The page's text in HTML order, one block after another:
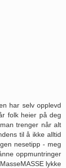
har selv opplevd
folk heier på deg
trenger når alt
til å ikke alltid
nesetipp - meg
oppmuntringer
lykke